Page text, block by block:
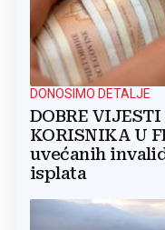
DONOSIMO DETALJE
DOBRE
KORISNIKA U
uvećanih
isplata